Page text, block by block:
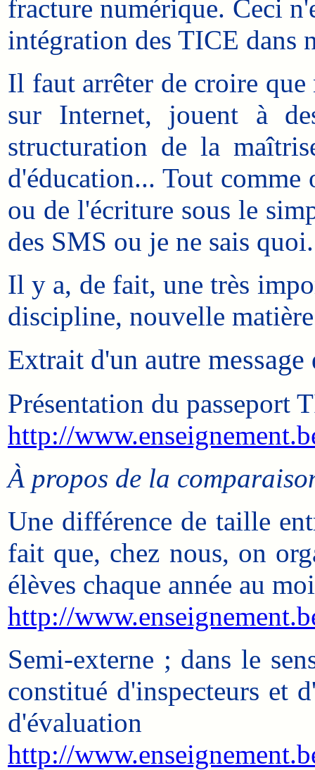
fracture numérique. Ceci
intégration des TICE dans
Il faut arrêter de croire
sur Internet, jouent à
structuration de la
d'éducation... Tout
ou de l'écriture sous le
des SMS ou je ne sais
Il y a, de fait, une très
discipline, nouvelle
Extrait d'un autre
Présentation du passeport
http://
À propos de la
Une différence de taille
fait que, chez nous, on
élèves chaque année au
http://
Semi-externe ; dans le
constitué d'inspecteurs et
d'évaluation
http://